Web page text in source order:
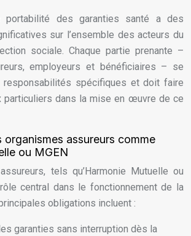
des garanties santé a des
sur l’ensemble des acteurs du
sociale. Chaque partie prenante –
employeurs et bénéficiaires – se
spécifiques et doit faire
particuliers dans la mise en œuvre de ce
organismes assureurs comme
ou MGEN
tels qu’Harmonie Mutuelle ou
central dans le fonctionnement de la
obligations incluent :
garanties sans interruption dès la